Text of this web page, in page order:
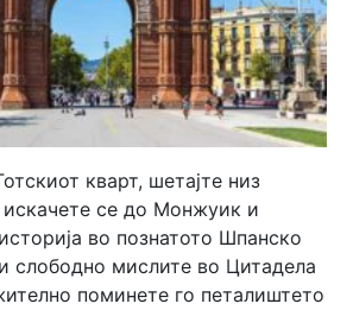
кварт, шетајте низ
искачете се до Монжуик и
во познатото Шпанско
слободно мислите во Цитадела
поминете го петалиштето